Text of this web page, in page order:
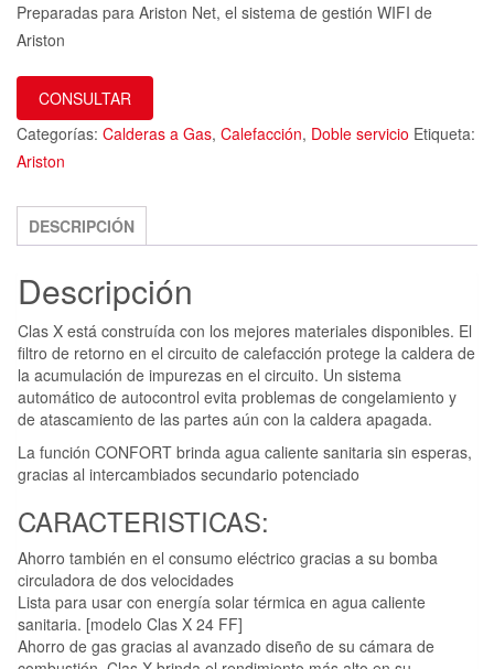
Preparadas para Ariston Net, el sistema de gestión WIFI de
Ariston
CONSULTAR
Categorías: Calderas a Gas, Calefacción, Doble servicio Etiqueta:
Ariston
DESCRIPCIÓN
Descripción
Clas X está construída con los mejores materiales disponibles. El
filtro de retorno en el circuito de calefacción protege la caldera de
la acumulación de impurezas en el circuito. Un sistema
automático de autocontrol evita problemas de congelamiento y
de atascamiento de las partes aún con la caldera apagada.
La función CONFORT brinda agua caliente sanitaria sin esperas,
gracias al intercambiados secundario potenciado
CARACTERISTICAS:
Ahorro también en el consumo eléctrico gracias a su bomba
circuladora de dos velocidades
Lista para usar con energía solar térmica en agua caliente
sanitaria. [modelo Clas X 24 FF]
Ahorro de gas gracias al avanzado diseño de su cámara de